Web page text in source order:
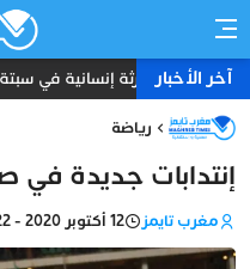
آخر الأخباركارثة إنسانية في سبتة
رياضة
إنتدابات جديدة في
مغرب تايمز 12 أكتوبر 2020 - 12:22